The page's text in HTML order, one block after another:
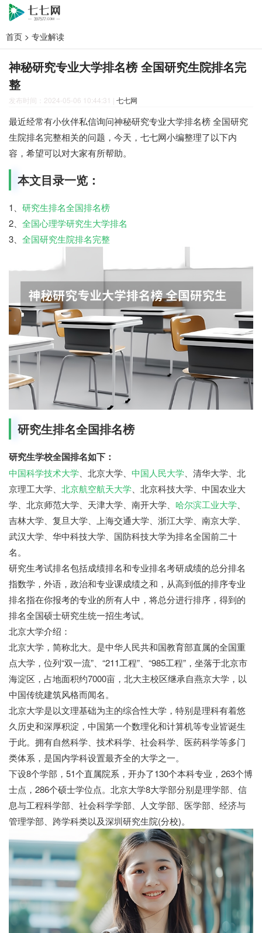
首页 > 专业解读
神秘研究专业大学排名榜 全国研究生院排名完
整
发布时间：2024-05-06 10:44:31 | 七七网
最近经常有小伙伴私信询问神秘研究专业大学排名榜 全国研究
生院排名完整相关的问题，今天，七七网小编整理了以下内
容，希望可以对大家有所帮助。
本文目录一览：
1、 研究生排名全国排名榜
2、 全国心理学研究生大学排名
3、 全国研究生院排名完整
研究生排名全国排名榜
研究生学校全国排名如下：
中国科学技术大学、北京大学、 中国人民大学、清华大学、北
京理工大学、 北京航空航天大学、北京科技大学、中国农业大
学、北京师范大学、天津大学、南开大学、 哈尔滨工业大学、
吉林大学、复旦大学、上海交通大学、浙江大学、南京大学、
武汉大学、华中科技大学、国防科技大学为排名全国前二十
名。
研究生考试排名包括成绩排名和专业排名考研成绩的总分排名
指数学，外语，政治和专业课成绩之和，从高到低的排序专业
排名指在你报考的专业的所有人中，将总分进行排序，得到的
排名全国硕士研究生统一招生考试。
北京大学介绍：
北京大学，简称北大。是中华人民共和国教育部直属的全国重
点大学，位列“双一流”、“211工程”、“985工程”，坐落于北京市
海淀区，占地面积约7000亩，北大主校区继承自燕京大学，以
中国传统建筑风格而闻名。
北京大学是以文理基础为主的综合性大学，特别是理科有着悠
久历史和深厚积淀，中国第一个数理化和计算机等专业皆诞生
于此。拥有自然科学、技术科学、社会科学、医药科学等多门
类体系，是国内学科设置最齐全的大学之一。
下设8个学部，51个直属院系，开办了130个本科专业，263个博
士点，286个硕士学位点。北京大学8大学部分别是理学部、信
息与工程科学部、社会科学学部、人文学部、医学部、经济与
管理学部、跨学科类以及深圳研究生院(分校)。